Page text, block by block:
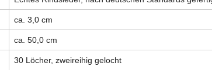
ca. 3,0 cm
ca. 50,0 cm
30 Löcher, zweireihig gelocht